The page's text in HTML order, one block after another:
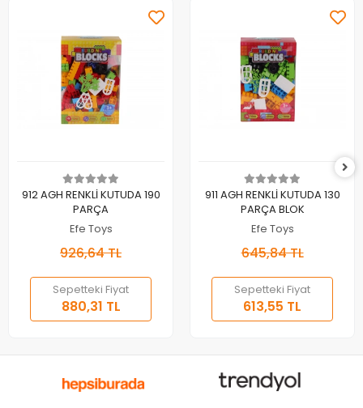
Sepete Ekle
912 AGH RENKLİ KUTUDA 190
PARÇA
Efe Toys
926,64 TL
Sepetteki Fiyat
880,31 TL
Sepete Ekle
911 AGH RENKLİ KUTUDA 130
PARÇA BLOK
Efe Toys
645,84 TL
Sepetteki Fiyat
613,55 TL